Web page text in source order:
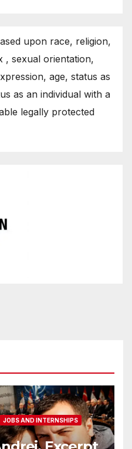
upon race, religion,
, sexual orientation,
age, status as
as an individual with a
legally protected
JOBS AND INTERNSHIPS